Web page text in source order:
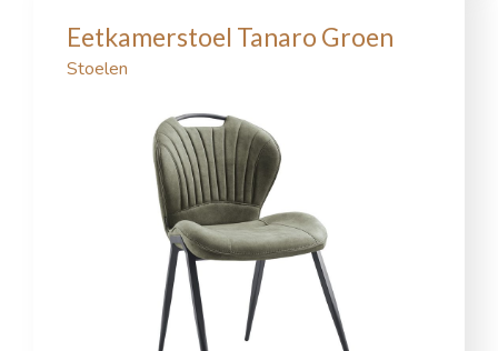
Eetkamerstoel Tanaro Groen
Stoelen